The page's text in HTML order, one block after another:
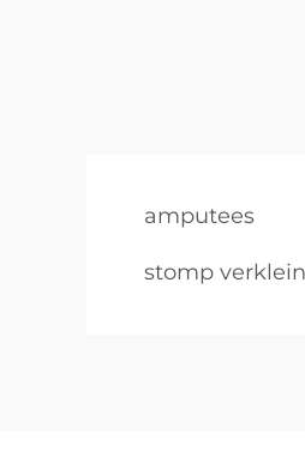
amputees
stomp